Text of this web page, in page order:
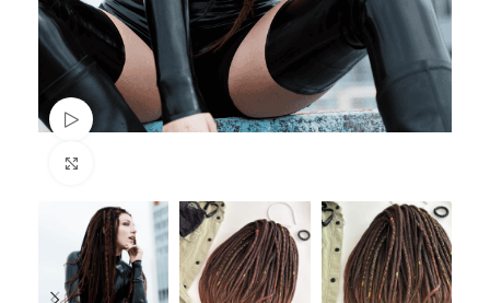
Watch video